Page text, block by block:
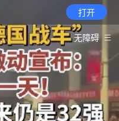
打开
无障碍